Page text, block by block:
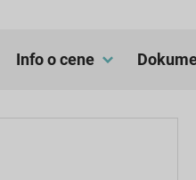
Info o cene